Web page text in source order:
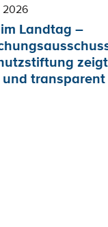
2026
Landtag –
transparent